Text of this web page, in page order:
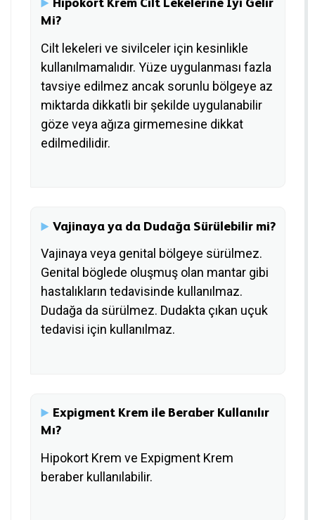
Mi?
Cilt lekeleri ve sivilceler için kesinlikle
kullanılmamalıdır. Yüze uygulanması fazla
tavsiye edilmez ancak sorunlu bölgeye az
miktarda dikkatli bir şekilde uygulanabilir
göze veya ağıza girmemesine dikkat
edilmedilidir.
Vajinaya ya da Dudağa Sürülebilir mi?
Vajinaya veya genital bölgeye sürülmez.
Genital böglede oluşmuş olan mantar gibi
hastalıkların tedavisinde kullanılmaz.
Dudağa da sürülmez. Dudakta çıkan uçuk
tedavisi için kullanılmaz.
Expigment Krem ile Beraber Kullanılır
Mı?
Hipokort Krem ve Expigment Krem
beraber kullanılabilir.